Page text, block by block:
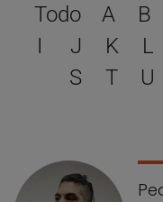
Todo A B
I
J K L
S
T U
Lista de